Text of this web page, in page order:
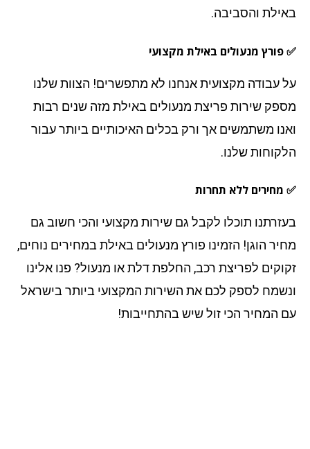
והסביבה.
פורץ מנעולים באילת מקצועי
עבודה מקצועית אנחנו לא מתפשרים! הצוות שלנו
שירות פריצת מנעולים באילת מזה שנים רבות
משתמשים אך ורק בכלים האיכותיים ביותר עבור
שלנו.
מחירים ללא תחרות
תוכלו לקבל גם שירות מקצועי והכי חשוב גם
הוגן! הזמינו פורץ מנעולים באילת במחירים נוחים,
לפריצת רכב, החלפת דלת או מנעול? פנו אלינו
לספק לכם את השירות המקצועי ביותר בישראל
המחיר הכי זול שיש בהתחייבות!